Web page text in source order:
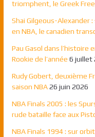
triomphent, le Greek
Shai Gilgeous-Alexander
en NBA, le canadien
Pau Gasol dans l’histoire
Rookie de l’année 6 juillet
Rudy Gobert, deuxième
saison NBA 26 juin 2026
NBA Finals 2005 : les
rude bataille face aux
NBA Finals 1994 : sur